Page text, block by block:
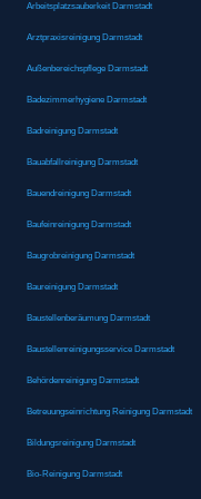
Arbeitsplatzsauberkeit Darmstadt
Arztpraxisreinigung Darmstadt
Außenbereichspflege Darmstadt
Badezimmerhygiene Darmstadt
Badreinigung Darmstadt
Bauabfallreinigung Darmstadt
Bauendreinigung Darmstadt
Baufeinreinigung Darmstadt
Baugrobreinigung Darmstadt
Baureinigung Darmstadt
Baustellenberäumung Darmstadt
Baustellenreinigungsservice Darmstadt
Behördenreinigung Darmstadt
Betreuungseinrichtung Reinigung Darmstadt
Bildungsreinigung Darmstadt
Bio-Reinigung Darmstadt